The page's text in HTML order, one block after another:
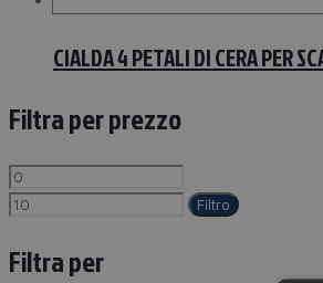
CIALDA 4 PETALI DI CERA PER
Filtra per prezzo
Filtro
Filtra per